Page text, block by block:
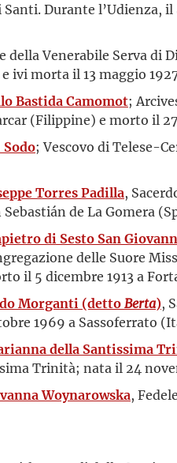
Durante
Venerabile Serva di
ivi morta il 13 maggio
Bastida Camomot;
(Filippine) e morto il
; Vescovo di Telese-
Torres Padilla,
Sebastián de La Gomera
di Sesto San
delle Suore
il 5 dicembre 1913 a
Morganti (dettoBerta),
1969 a Sassoferrato
della Santissima
Trinità; nata il 24
Woynarowska,